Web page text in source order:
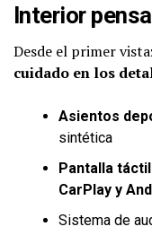
Interior
Desde el primer
cuidado en los
Asientos
sintética
Pantalla táctil
CarPlay y
Sistema de